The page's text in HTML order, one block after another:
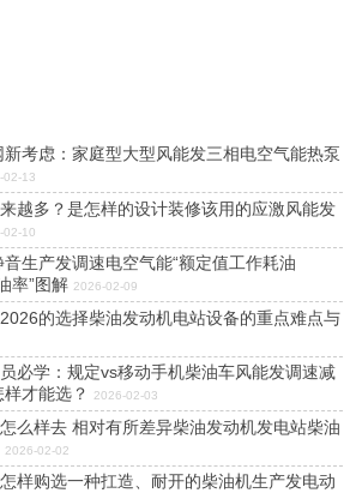
考虑：家庭型大型风能发三相电空气能热泵
02-13
越多？是怎样的设计装修该用的应激风能发
02-10
生产发调速电空气能“额定值工作耗油
率”图解 2026-02-09
的选择柴油发动机电站设备的重点难点与
必学：规定vs移动手机柴油车风能发调速减
才能选？
2026-02-03
么样去 相对有所差异柴油发动机发电站柴油
2026-02-02
样购选一种扛造、耐开的柴油机生产发电动